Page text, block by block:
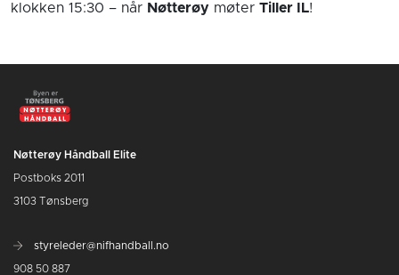
klokken 15:30 – når Nøtterøy møter Tiller IL!
Nøtterøy Håndball Elite
Postboks 2011
3103 Tønsberg
styreleder@nifhandball.no
908 50 887